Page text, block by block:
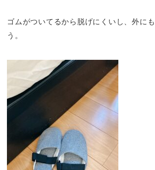
ゴムがついてるから脱げにくいし、外に
う。